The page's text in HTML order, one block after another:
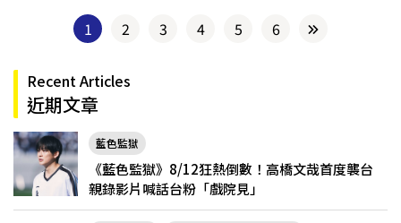
1 2 3 4 5 6
Recent Articles
近期文章
藍色監獄
《藍色監獄》8/12狂熱倒數！高橋文哉首度襲台
親錄影片喊話台粉「戲院見」